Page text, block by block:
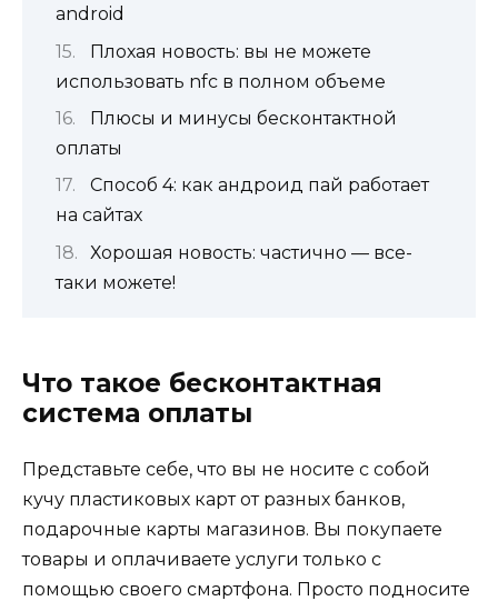
android
Плохая новость: вы не можете
использовать nfc в полном объеме
Плюсы и минусы бесконтактной
оплаты
Способ 4: как андроид пай работает
на сайтах
Хорошая новость: частично — все-
таки можете!
Что такое бесконтактная
система оплаты
Представьте себе, что вы не носите с собой
кучу пластиковых карт от разных банков,
подарочные карты магазинов. Вы покупаете
товары и оплачиваете услуги только с
помощью своего смартфона. Просто подносите